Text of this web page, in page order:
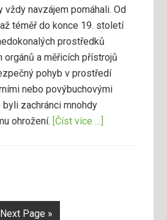
vždy navzájem pomáhali. Od
téměř do konce 19. století
prostředků
orgánů a měřicích přístrojů
pohyb v prostředí
nebo povýbuchovými
zachránci mnohdy
ohrožení. [Číst více …]
Next Page »